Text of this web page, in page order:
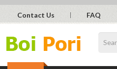
Contact Us FAQ